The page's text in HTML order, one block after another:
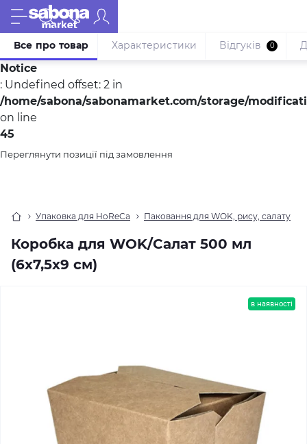
Notice
: Undefined offset: 2 in
/home/sabona/sabonamarket.com/storage/
on line
45
Переглянути позиції під замовлення
Упаковка для HoReCa Паковання для WOK, рису, салату
Коробка для WOK/Салат 500 мл
(6х7,5х9 см)
Все про товар Характеристики Відгуків 0
в наявності